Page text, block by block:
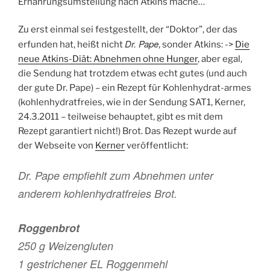
Zu erst einmal sei festgestellt, der “Doktor”, der das
erfunden hat, heißt nicht Dr. Pape, sonder Atkins: -> Die
neue Atkins-Diät: Abnehmen ohne Hunger, aber egal,
die Sendung hat trotzdem etwas echt gutes (und auch
der gute Dr. Pape) – ein Rezept für Kohlenhydrat-armes
(kohlenhydratfreies, wie in der Sendung SAT1, Kerner,
24.3.2011 – teilweise behauptet, gibt es mit dem
Rezept garantiert nicht!) Brot. Das Rezept wurde auf
der Webseite von Kernerveröffentlicht:
Dr. Pape empfiehlt zum Abnehmen unter
anderem kohlenhydratfreies Brot.
Roggenbrot
250 g Weizengluten
1 gestrichener EL Roggenmehl